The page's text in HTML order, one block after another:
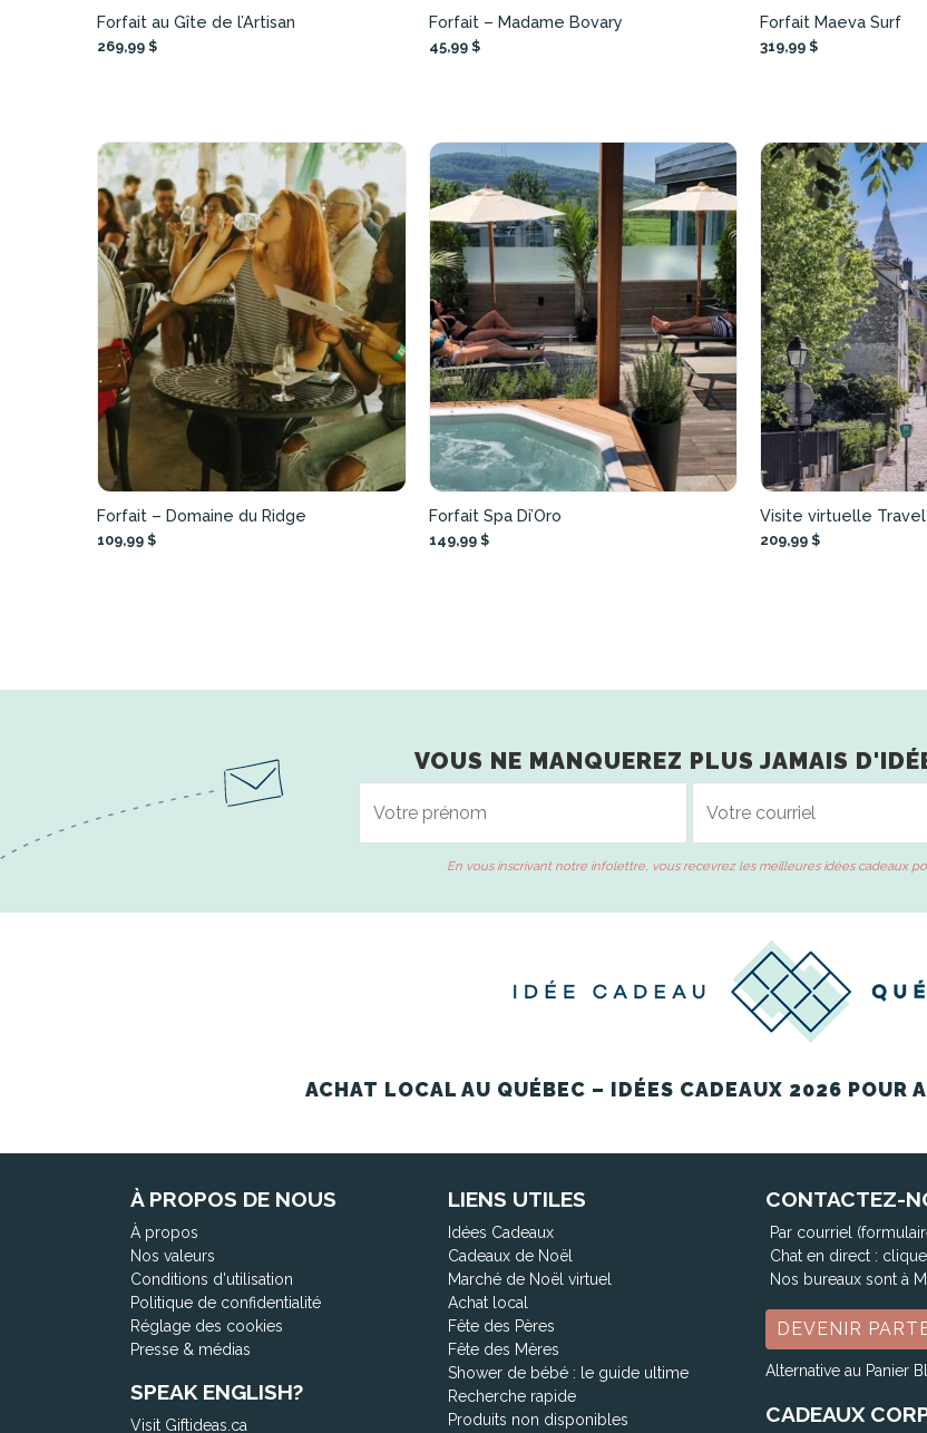
Forfait au Gîte de l’Artisan
269,99 $
Forfait – Madame Bovary
45,99 $
Forfait Maeva Surf
319,99 $
Forfait – Domaine du Ridge
109,99 $
Forfait Spa Di’Oro
149,99 $
Visite virtuelle Travel
209,99 $
VOUS NE MANQUEREZ PLUS JAMAIS
En vous inscrivant notre infolettre, vous recevrez les meilleures idées cadeaux
ACHAT LOCAL AU QUÉBEC – IDÉES CADEAUX 2026 POUR
À PROPOS DE NOUS
À propos
Nos valeurs
Conditions d'utilisation
Politique de confidentialité
Réglage des cookies
Presse & médias
SPEAK ENGLISH?
Visit Giftideas.ca
LIENS UTILES
Idées Cadeaux
Cadeaux de Noël
Marché de Noël virtuel
Achat local
Fête des Pères
Fête des Mères
Shower de bébé : le guide ultime
Recherche rapide
Produits non disponibles
CONTACTEZ-
Par courriel
Chat en direct :
Nos bureaux sont à
DEVENIR
Alternative au Panier
CADEAUX